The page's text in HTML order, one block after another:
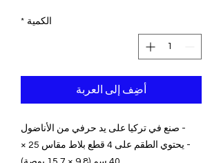
الكمية *
أضِف إلى العربة
- صنع في تركيا على يد حرفي من الأناضول
- يحتوي الطقم على 4 قطع بلاط مقاس 25 ×